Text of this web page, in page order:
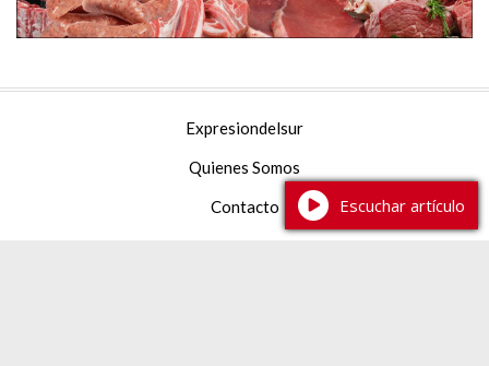
Expresiondelsur
Quienes Somos
Contacto
Escuchar artículo